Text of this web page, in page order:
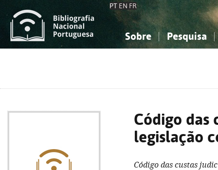
PT EN FR
Sobre Pesquisa
Código das
legislação
Código das custas